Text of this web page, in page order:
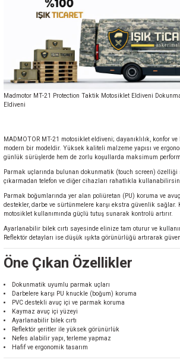
Madmotor MT-21 Protection Taktik Motosiklet Eldiveni
Eldiveni
MADMOTOR MT-21 motosiklet eldiveni; dayanıklılık, konfor
modern bir modeldir. Yüksek kaliteli malzeme yapısı ve
günlük sürüşlerde hem de zorlu koşullarda maksimum
Parmak uçlarında bulunan dokunmatik (touch screen) özelliği
çıkarmadan telefon ve diğer cihazları rahatlıkla
Parmak boğumlarında yer alan poliüretan (PU) koruma ve
destekler, darbe ve sürtünmelere karşı ekstra güvenlik sağlar.
motosiklet kullanımında güçlü tutuş sunarak kontrolü artırır.
Ayarlanabilir bilek cırtı sayesinde elinize tam oturur ve
Reflektör detayları ise düşük ışıkta görünürlüğü artırarak
Öne Çıkan Özellikler
Dokunmatik uyumlu parmak uçları
Darbelere karşı PU knuckle (boğum) koruma
PVC destekli avuç içi ve parmak koruma
Kaymaz avuç içi yüzeyi
Ayarlanabilir bilek cırtı
Reflektör şeritler ile yüksek görünürlük
Nefes alabilir yapı, terleme yapmaz
Hafif ve ergonomik tasarım